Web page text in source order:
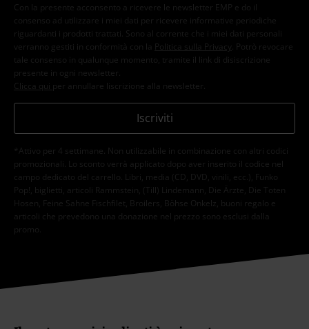
Con la presente acconsento a ricevere le newsletter EMP e do il
consenso ad utilizzare i miei dati per ricevere informative periodiche
riguardanti i prodotti trattati. Sono al corrente che i miei dati personali
verranno gestiti in conformità con la
Politica sulla Privacy
. Potrò revocare
tale consenso in qualunque momento, tramite il link di disiscrizione
presente in ogni newsletter.
Clicca qui per annullare liscrizione alla newsletter.
Iscriviti
*Attivo per 4 settimane. Non utilizzabile in combinazione con altri codici
promozionali. Lo sconto verrà applicato dopo aver inserito il codice nel
campo dedicato del carrello. Libri, media (CD, DVD, vinili, ecc.), Funko
Pop!, biglietti, articoli Rammstein, (Till) Lindemann, Die Ärzte, Die Toten
Hosen, Feine Sahne Fischfilet, Broilers, Böhse Onkelz, buoni regalo e
articoli che prevedono una donazione nel prezzo sono esclusi dalla
promo.